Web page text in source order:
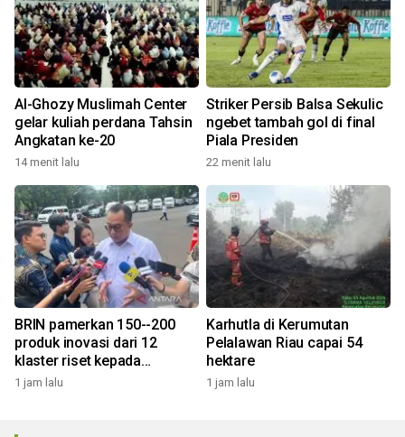
Al-Ghozy Muslimah Center
gelar kuliah perdana Tahsin
Angkatan ke-20
14 menit lalu
Striker Persib Balsa Sekulic
ngebet tambah gol di final
Piala Presiden
22 menit lalu
BRIN pamerkan 150--200
produk inovasi dari 12
klaster riset kepada
Presiden
1 jam lalu
Karhutla di Kerumutan
Pelalawan Riau capai 54
hektare
1 jam lalu